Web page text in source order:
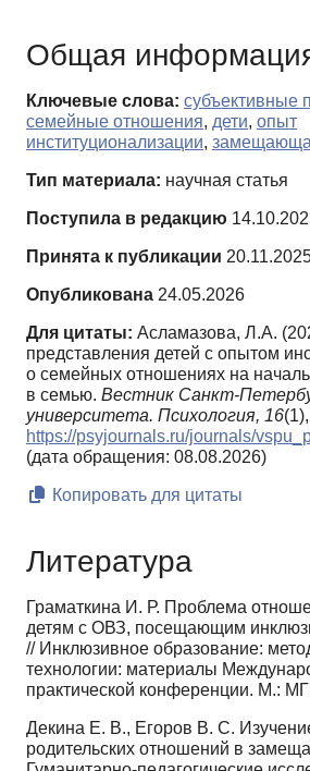
Общая
Ключевые слова: субъективные
семейные отношения, дети, опыт
институционализации,
Тип материала: научная статья
Поступила в редакцию
Принята к публикации
Опубликована 24.05.2026
Для цитаты: Асламазова, Л.А.
представления детей с опытом
о семейных отношениях на
в семью. Вестник Санкт-
университета. Психология, 16
https://psyjournals.ru/journals/
(дата обращения: 08.08.2026)
Копировать для цитаты
Литература
Граматкина И. Р. Проблема
детям с ОВЗ, посещающим
// Инклюзивное образование:
технологии: материалы
практической конференции. М.:
Декина Е. В., Егоров В. С.
родительских отношений в